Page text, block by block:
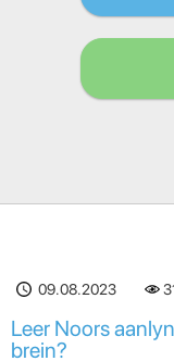
09.08.2023
Leer Noors
brein?